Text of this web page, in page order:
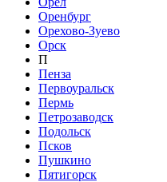
Оренбург
Орехово-Зуево
Орск
П
Пенза
Первоуральск
Пермь
Петрозаводск
Подольск
Псков
Пушкино
Пятигорск